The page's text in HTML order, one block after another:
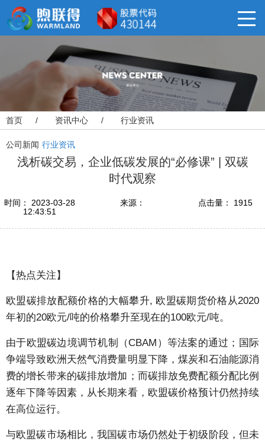
首页 / 资讯中心 / 行业资讯
公司新闻 行业资讯
浅析碳交易，企业低碳发展的“必修课” | 双碳
时代观察
时间： 2023-03-28
12:43:51
来源： 点击量： 1915
【热点关注】
欧盟碳排放配额价格的大幅攀升, 欧盟碳期货价格从2020
年初的20欧元/吨的价格攀升至现在的100欧元/吨。
由于欧盟碳边境调节机制（CBAM）等法案的通过；国际
争端导致欧洲天然气消费量明显下降，煤炭和石油能源消
费的增长带来的碳排放增加；而碳排放免费配额分配比例
逐年下降等因素，从长期来看，欧盟碳价格预计仍然持续
在高位运行。
与欧盟碳市场相比，我国碳市场仍然处于初级阶段，但未